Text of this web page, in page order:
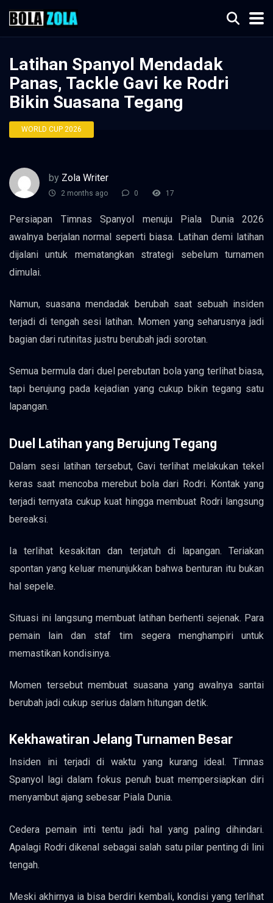
Latihan Spanyol Mendadak
Panas, Tackle Gavi ke Rodri
Bikin Suasana Tegang
WORLD CUP 2026
by Zola Writer
2 months ago 0 17
Persiapan Timnas Spanyol menuju Piala Dunia 2026
awalnya berjalan normal seperti biasa. Latihan demi latihan
dijalani untuk mematangkan strategi sebelum turnamen
dimulai.
Namun, suasana mendadak berubah saat sebuah insiden
terjadi di tengah sesi latihan. Momen yang seharusnya jadi
bagian dari rutinitas justru berubah jadi sorotan.
Semua bermula dari duel perebutan bola yang terlihat biasa,
tapi berujung pada kejadian yang cukup bikin tegang satu
lapangan.
Duel Latihan yang Berujung Tegang
Dalam sesi latihan tersebut, Gavi terlihat melakukan tekel
keras saat mencoba merebut bola dari Rodri. Kontak yang
terjadi ternyata cukup kuat hingga membuat Rodri langsung
bereaksi.
Ia terlihat kesakitan dan terjatuh di lapangan. Teriakan
spontan yang keluar menunjukkan bahwa benturan itu bukan
hal sepele.
Situasi ini langsung membuat latihan berhenti sejenak. Para
pemain lain dan staf tim segera menghampiri untuk
memastikan kondisinya.
Momen tersebut membuat suasana yang awalnya santai
berubah jadi cukup serius dalam hitungan detik.
Kekhawatiran Jelang Turnamen Besar
Insiden ini terjadi di waktu yang kurang ideal. Timnas
Spanyol lagi dalam fokus penuh buat mempersiapkan diri
menyambut ajang sebesar Piala Dunia.
Cedera pemain inti tentu jadi hal yang paling dihindari.
Apalagi Rodri dikenal sebagai salah satu pilar penting di lini
tengah.
Meski akhirnya ia bisa berdiri kembali, kondisi yang terlihat